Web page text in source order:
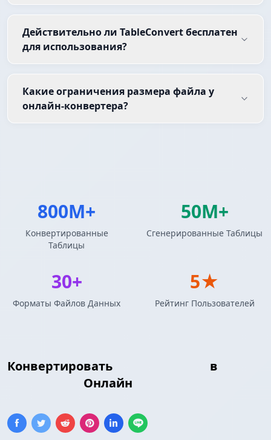
Конвертировать
в
Онлайн
Действительно ли TableConvert бесплатен
для использования?
Какие ограничения размера файла у
онлайн-конвертера?
800M+
Конвертированные
Таблицы
50M+
Сгенерированные Таблицы
30+
Форматы Файлов Данных
5★
Рейтинг Пользователей